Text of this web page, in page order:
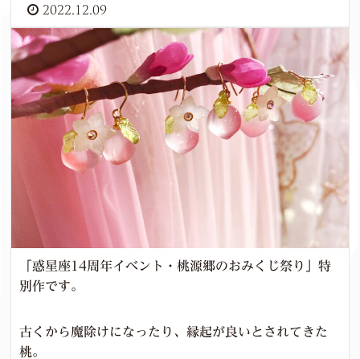
2022.12.09
「惑星座14周年イベント・桃源郷のおみくじ祭り」特
別作です。
古くから魔除けになったり、縁起が良いとされてきた
桃。